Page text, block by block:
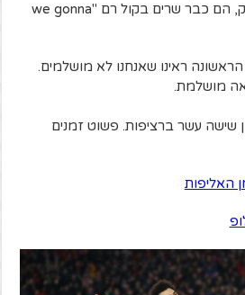
המסורתית בסיום המשחק, הם כבר שרים בקול רם "we gonna
ראינו שאנחנו לא מושלמים.
מושלמת.
שישה עשר ברציפות. פשוט זמנים
האליפות